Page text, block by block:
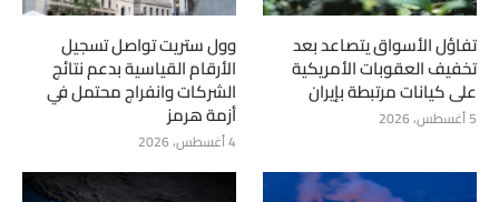
تفاؤل الأسواق يتصاعد بعد
تخفيف العقوبات الأمريكية
على كيانات مرتبطة بإيران
5 أغسطس، 2026
وول ستريت تواصل تسجيل
الأرقام القياسية بدعم نتائج
الشركات وانفراج محتمل في
أزمة هرمز
4 أغسطس، 2026